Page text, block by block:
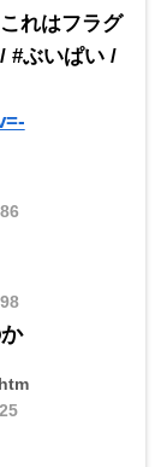
れはフラグ
#ぶいぱい /